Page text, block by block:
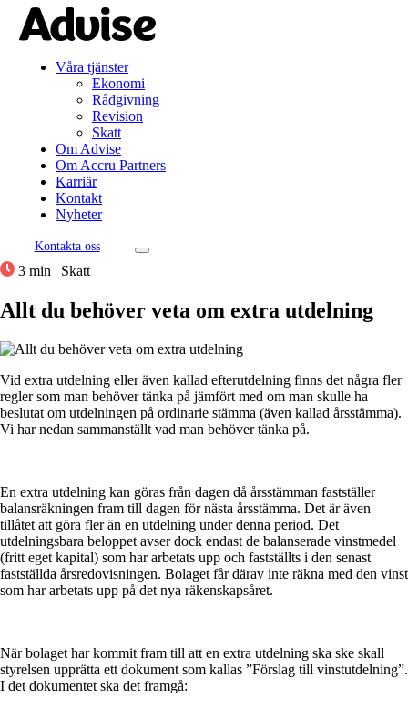
Våra tjänster
Ekonomi
Rådgivning
Revision
Skatt
Om Advise
Om Accru Partners
Karriär
Kontakt
Nyheter
Kontakta oss
3 min Skatt
Allt du behöver veta om extra utdelning
Vid extra utdelning eller även kallad efterutdelning finns det några fler
regler som man behöver tänka på jämfört med om man skulle ha
beslutat om utdelningen på ordinarie stämma (även kallad årsstämma).
Vi har nedan sammanställt vad man behöver tänka på.
En extra utdelning kan göras från dagen då årsstämman fastställer
balansräkningen fram till dagen för nästa årsstämma. Det är även
tillåtet att göra fler än en utdelning under denna period. Det
utdelningsbara beloppet avser dock endast de balanserade vinstmedel
(fritt eget kapital) som har arbetats upp och fastställts i den senast
fastställda årsredovisningen. Bolaget får därav inte räkna med den vinst
som har arbetats upp på det nya räkenskapsåret.
När bolaget har kommit fram till att en extra utdelning ska ske skall
styrelsen upprätta ett dokument som kallas ”Förslag till vinstutdelning”.
I det dokumentet ska det framgå: